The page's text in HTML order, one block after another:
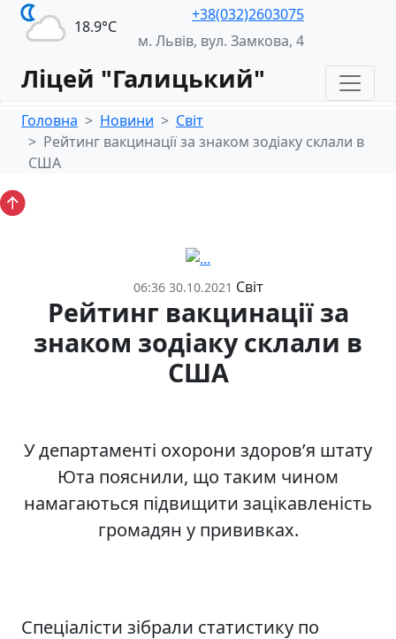
18.9°С
+38(032)2603075
м. Львів, вул. Замкова, 4
Ліцей "Галицький"
Головна Новини
Світ
Рейтинг вакцинації за знаком зодіаку склали в
США
06:36 30.10.2021 Світ
Рейтинг вакцинації за
знаком зодіаку склали в
США
У департаменті охорони здоров’я штату
Юта пояснили, що таким чином
намагаються підвищити зацікавленість
громадян у прививках.
Спеціалісти зібрали статистику по